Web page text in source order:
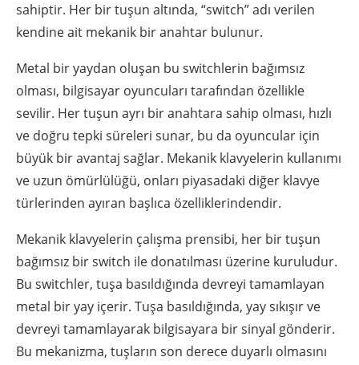
sahiptir. Her bir tuşun altında, “switch” adı verilen
kendine ait mekanik bir anahtar bulunur.
Metal bir yaydan oluşan bu switchlerin bağımsız
olması, bilgisayar oyuncuları tarafından özellikle
sevilir. Her tuşun ayrı bir anahtara sahip olması, hızlı
ve doğru tepki süreleri sunar, bu da oyuncular için
büyük bir avantaj sağlar. Mekanik klavyelerin kullanımı
ve uzun ömürlülüğü, onları piyasadaki diğer klavye
türlerinden ayıran başlıca özelliklerindendir.
Mekanik klavyelerin çalışma prensibi, her bir tuşun
bağımsız bir switch ile donatılması üzerine kuruludur.
Bu switchler, tuşa basıldığında devreyi tamamlayan
metal bir yay içerir. Tuşa basıldığında, yay sıkışır ve
devreyi tamamlayarak bilgisayara bir sinyal gönderir.
Bu mekanizma, tuşların son derece duyarlı olmasını